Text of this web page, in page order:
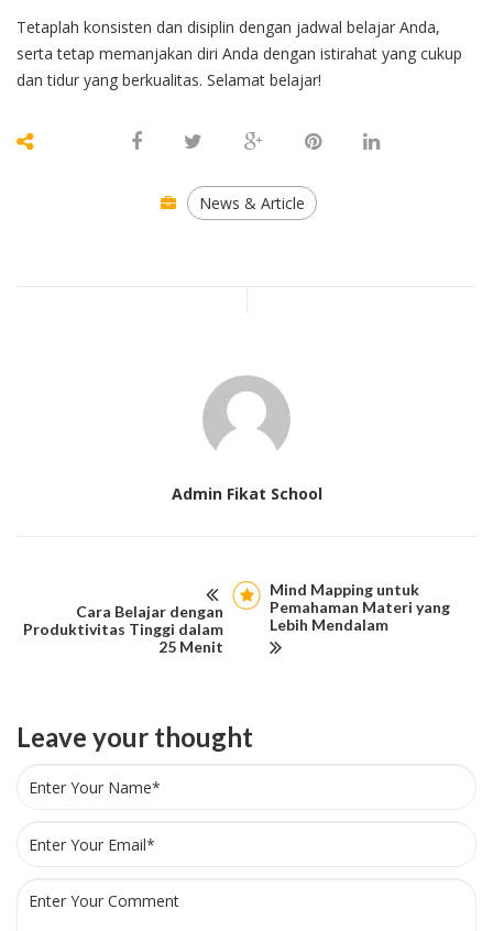
Tetaplah konsisten dan disiplin dengan jadwal belajar Anda,
serta tetap memanjakan diri Anda dengan istirahat yang cukup
dan tidur yang berkualitas. Selamat belajar!
News & Article
Admin Fikat School
Cara Belajar dengan
Produktivitas Tinggi dalam
25 Menit
Mind Mapping untuk
Pemahaman Materi yang
Lebih Mendalam
Leave your thought